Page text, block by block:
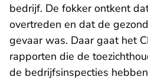
bedrijf. De fokker ontkent
overtreden en dat de
gevaar was. Daar gaat het
rapporten die de
de bedrijfsinspecties